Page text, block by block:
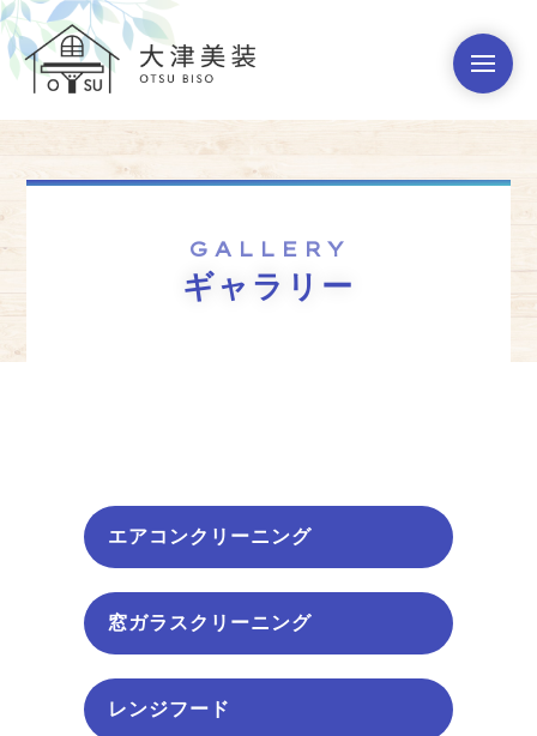
GALLERY
ギャラリー
エアコンクリーニング
窓ガラスクリーニング
レンジフード